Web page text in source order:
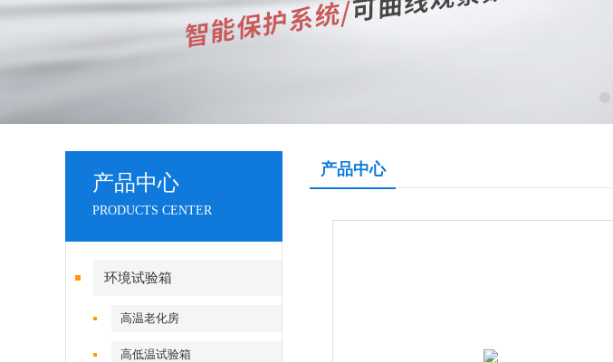
产品中心
PRODUCTS CENTER
环境试验箱
高温老化房
高低温试验箱
产品中心